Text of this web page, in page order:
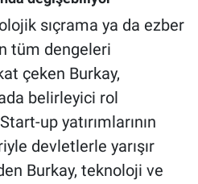
sıçrama ya da ezber
tüm dengeleri
çeken Burkay,
belirleyici rol
up yatırımlarının
devletlerle yarışır
Burkay, teknoloji ve